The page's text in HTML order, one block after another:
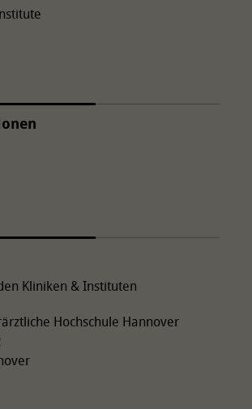
Kliniken & Instituten
Hochschule Hannover